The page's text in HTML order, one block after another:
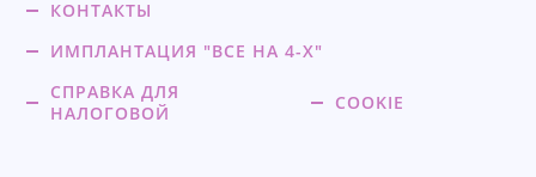
КОНТАКТЫ
ИМПЛАНТАЦИЯ "ВСЕ НА 4-Х"
СПРАВКА ДЛЯ
НАЛОГОВОЙ
COOKIE